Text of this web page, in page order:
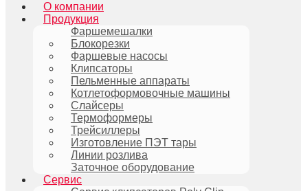
О компании
Продукция
Фаршемешалки
Блокорезки
Фаршевые насосы
Клипсаторы
Пельменные аппараты
Котлетоформовочные машины
Слайсеры
Термоформеры
Трейсиллеры
Изготовление ПЭТ тары
Линии розлива
Заточное оборудование
Сервис